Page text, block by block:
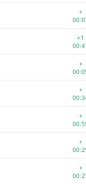
+
+1
+
+
+
+
+
+